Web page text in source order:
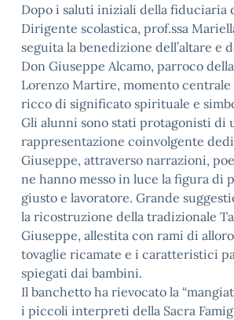
Dopo i saluti iniziali della fiduciaria
Dirigente scolastica, prof.ssa
seguita la benedizione dell’altare e
Don Giuseppe Alcamo, parroco
Lorenzo Martire, momento centrale
ricco di significato spirituale e
Gli alunni sono stati protagonisti di
rappresentazione coinvolgente
Giuseppe, attraverso narrazioni,
ne hanno messo in luce la figura di
giusto e lavoratore. Grande
la ricostruzione della tradizionale
Giuseppe, allestita con rami di
tovaglie ricamate e i caratteristici
spiegati dai bambini.
Il banchetto ha rievocato la
i piccoli interpreti della Sacra